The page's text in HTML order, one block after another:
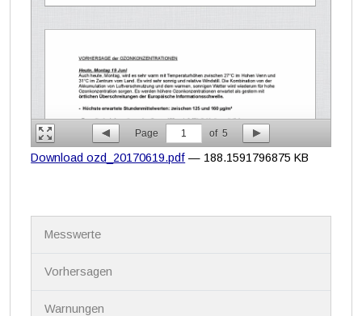
Page 1 of 5
Download ozd_20170619.pdf — 188.1591796875 KB
Messwerte
Vorhersagen
Warnungen